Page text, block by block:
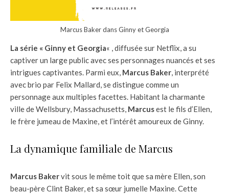
Marcus Baker dans Ginny et Georgia
La série « Ginny et Georgia« , diffusée sur Netflix, a su
captiver un large public avec ses personnages nuancés et ses
intrigues captivantes. Parmi eux, Marcus Baker, interprété
avec brio par Felix Mallard, se distingue comme un
personnage aux multiples facettes. Habitant la charmante
ville de Wellsbury, Massachusetts, Marcusest le fils d’Ellen,
le frère jumeau de Maxine, et l’intérêt amoureux de Ginny.
La dynamique familiale de Marcus
Marcus Bakervit sous le même toit que sa mère Ellen, son
beau-père Clint Baker, et sa sœur jumelle Maxine. Cette